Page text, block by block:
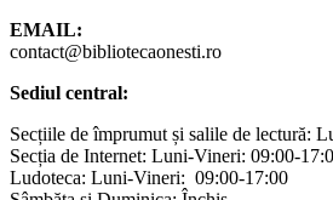
EMAIL:
contact@bibliotecaonesti.ro
Sediul central:
Secțiile de împrumut și salile de lectură:
Secția de Internet: Luni-Vineri: 09:00-
Ludoteca: Luni-Vineri: 09:00-17:00